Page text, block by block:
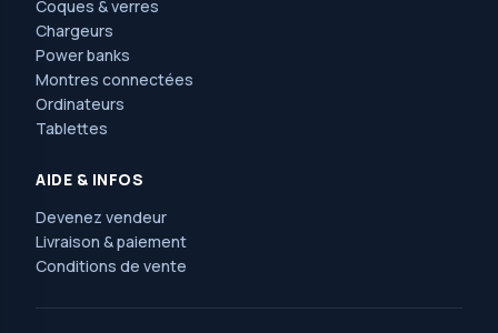
Coques & verres
Chargeurs
Power banks
Montres connectées
Ordinateurs
Tablettes
AIDE & INFOS
Devenez vendeur
Livraison & paiement
Conditions de vente